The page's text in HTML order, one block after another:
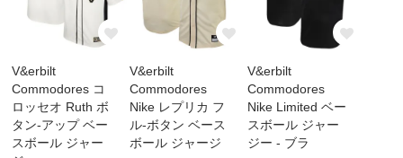
V&erbilt
Commodores コ
ロッセオ Ruth ボ
タン-アップ ベー
スボール ジャー
V&erbilt
Commodores
Nike レプリカ フ
ル-ボタン ベース
ボール ジャージ
V&erbilt
Commodores
Nike Limited ベー
スボール ジャー
ジー - ブラ